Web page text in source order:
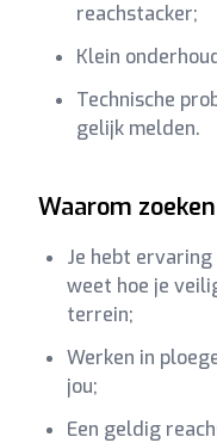
reachstacker;
Klein
Technische
gelijk melden.
Waarom
Je hebt
weet hoe je
terrein;
Werken in
jou;
Een geldig